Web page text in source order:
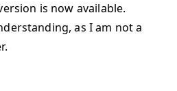
is now available.
as I am not a